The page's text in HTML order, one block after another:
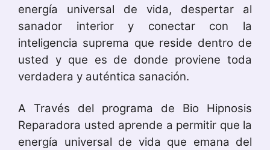
energía universal de vida, despertar al
sanador interior y conectar con la
inteligencia suprema que reside dentro de
usted y que es de donde proviene toda
verdadera y auténtica sanación.
A Través del programa de Bio Hipnosis
Reparadora usted aprende a permitir que la
energía universal de vida que emana del